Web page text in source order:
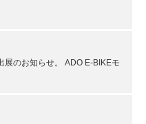
展のお知らせ。 ADO E-BIKEモ